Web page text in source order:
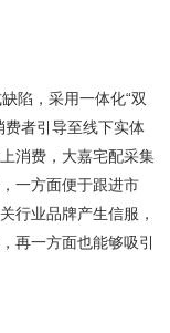
陷，采用一体化“双
费者引导至线下实体
消费，大嘉宅配采集
一方面便于跟进市
行业品牌产生信服，
再一方面也能够吸引